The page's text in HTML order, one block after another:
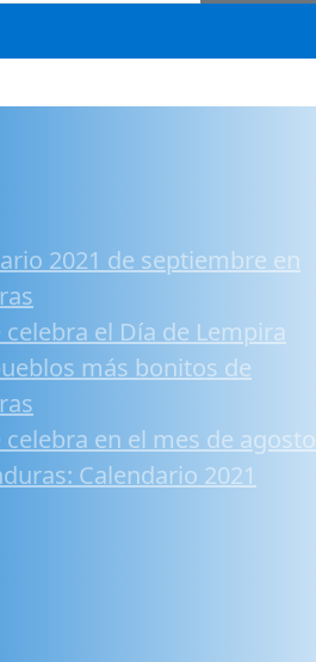
2021 de septiembre en
celebra el Día de Lempira
más bonitos de
celebra en el mes de agosto
Calendario 2021